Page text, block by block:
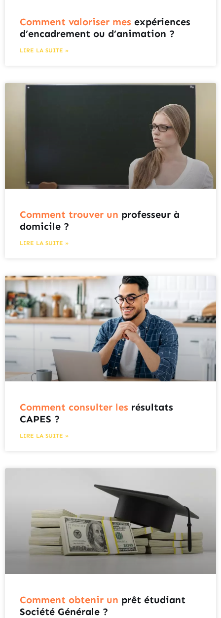
Comment valoriser mes expériences
d’encadrement ou d’animation ?
LIRE LA SUITE »
Comment trouver un professeur à
domicile ?
LIRE LA SUITE »
Comment consulter les résultats
CAPES ?
LIRE LA SUITE »
Comment obtenir un prêt étudiant
Société Générale ?